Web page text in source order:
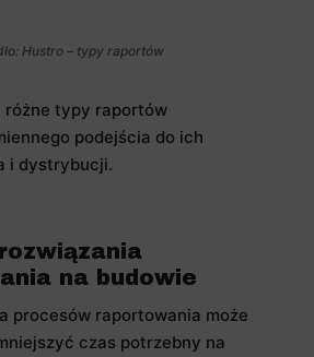
Hustro – typy raportów
różne typy raportów
podejścia do ich
i dystrybucji.
na budowie
procesów raportowania może
czas potrzebny na